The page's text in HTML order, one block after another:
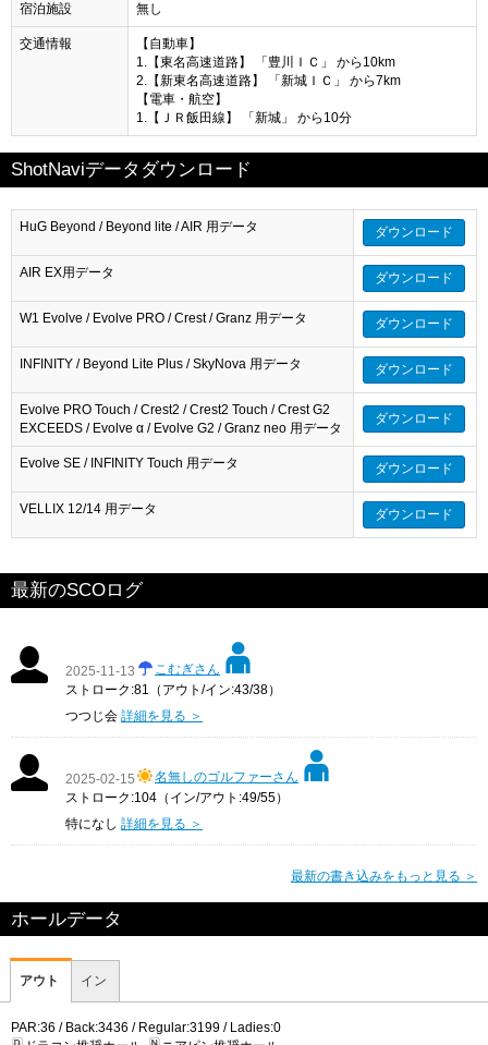
宿泊施設 無し
交通情報
【自動車】
1.【東名高速道路】 「豊川ＩＣ」 から10km
2.【新東名高速道路】 「新城ＩＣ」 から7km
【電車・航空】
1.【ＪＲ飯田線】 「新城」 から10分
ShotNaviデータダウンロード
HuG Beyond / Beyond lite / AIR 用データ ダウンロード
AIR EX用データ ダウンロード
W1 Evolve / Evolve PRO / Crest / Granz 用データ ダウンロード
INFINITY / Beyond Lite Plus / SkyNova 用データ ダウンロード
Evolve PRO Touch / Crest2 / Crest2 Touch / Crest G2
EXCEEDS / Evolve α / Evolve G2 / Granz neo 用データ
ダウンロード
Evolve SE / INFINITY Touch 用データ ダウンロード
VELLIX 12/14 用データ ダウンロード
最新のSCOログ
2025-11-13
こむぎさん
ストローク:81（アウト/イン:43/38）
つつじ会 詳細を見る ＞
2025-02-15
名無しのゴルファーさん
ストローク:104（イン/アウト:49/55）
特になし 詳細を見る ＞
最新の書き込みをもっと見る ＞
ホールデータ
アウト イン
PAR:36 / Back:3436 / Regular:3199 / Ladies:0